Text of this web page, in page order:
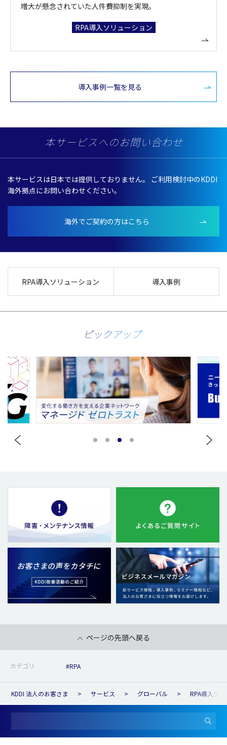
増大が懸念されていた人件費抑制を実現。
RPA導入ソリューション
導入事例一覧を見る
本サービスへのお問い合わせ
本サービスは日本では提供しておりません。
ご利用検討中のKDDI
海外拠点にお問い合わせください。
海外でご契約の方はこちら
RPA導入ソリューション 導入事例
ピックアップ
ページの先頭へ戻る
カテゴリ #RPA
KDDI 法人のお客さま サービス グローバル RPA導入ソ